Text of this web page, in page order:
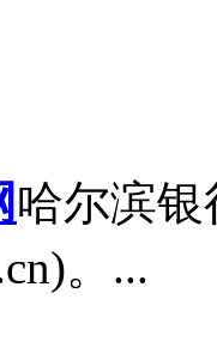
哈尔滨
。...